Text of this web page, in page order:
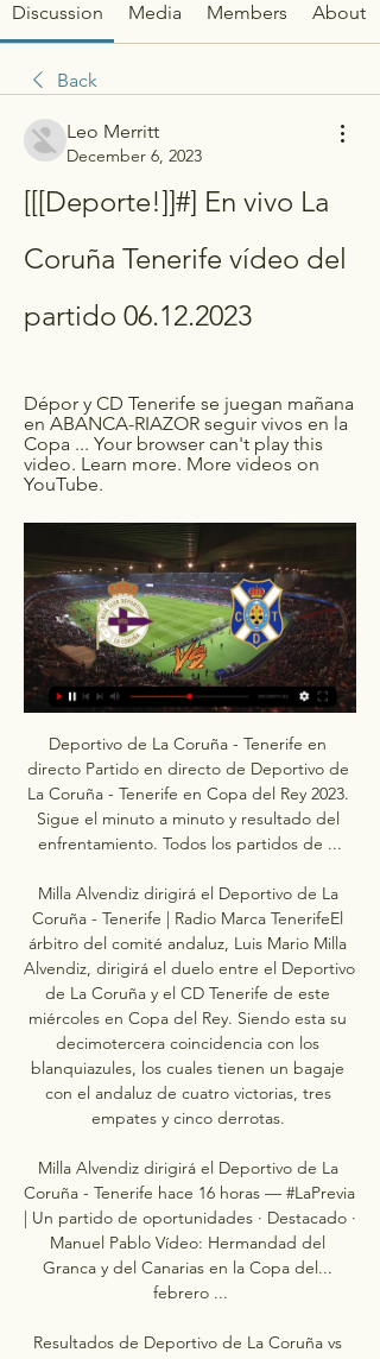
Discussion Media Members About
Back
Leo Merritt
December 6, 2023
[[[Deporte!]]#] En vivo La
Coruña Tenerife vídeo del
partido 06.12.2023
Dépor y CD Tenerife se juegan mañana
en ABANCA-RIAZOR seguir vivos en la
Copa ... Your browser can't play this
video. Learn more. More videos on
YouTube.
Deportivo de La Coruña - Tenerife en directo Partido en directo de Deportivo de La Coruña - Tenerife en Copa del Rey 2023. Sigue el minuto a minuto y resultado del enfrentamiento. Todos los partidos de ...

Milla Alvendiz dirigirá el Deportivo de La Coruña - Tenerife | Radio Marca TenerifeEl árbitro del comité andaluz, Luis Mario Milla Alvendiz, dirigirá el duelo entre el Deportivo de La Coruña y el CD Tenerife de este miércoles en Copa del Rey. Siendo esta su decimotercera coincidencia con los blanquiazules, los cuales tienen un bagaje con el andaluz de cuatro victorias, tres empates y cinco derrotas. 

Milla Alvendiz dirigirá el Deportivo de La Coruña - Tenerife hace 16 horas — #LaPrevia | Un partido de oportunidades · Destacado · Manuel Pablo Vídeo: Hermandad del Granca y del Canarias en la Copa del... febrero ...

Resultados de Deportivo de La Coruña vs CD Tenerife Consulta los resultados de Deportivo de La Coruña vs CD Tenerife, historial de enfrentamientos (H2H), últimos resultados, noticias y más información en ...

Deportivo de La Coruña - Tenerife en directo, Copa del Rey 2023Copaternidad Informe Pisa Can Pueyo Can Noguera Local Mallorca Diario de Palma Part Forana Municipios Más noticias Nacional Internacional Sociedad Ciencia Medio Ambiente Tendencias 21 Educar es todo Deportes Fútbol RCD Mallorca Atlético Baleares Rafa Nadal Baloncesto F1 MotoGP Resultados Economía Activos Finanzas personales Activos Mallorca Empleo Vivienda Renta Opinión Matías Vallés Pilar Garcés Daniel Capó José Carlos Llop Jorge Dezcallar Llama la atención Cartas de los lectores Humor Caso Abierto Tribunales Investigación Sucesos en Mallorca Desaparecidos Violencia machista Delitos informáticos Cultura Bellver en abril abril FND Cine Agenda Música Teatro Especiales DM Ocio Televisión Planes Gastronomía Hostelería Vida y Estilo Salud Tecnología Moda Sombras & Pliegues Gente Decoración Neomotor Compramejor Buscando respuestas Multimedia Vídeos Fotogalerías Servicios Pasatiempos Tiempo Blogs Esquelas Newsletter Hemeroteca Lo último RSS Sorteos Mapa Web Tags Lotería de Navidad Camaras en directo Clasificados Empleo Mallorca Vivienda Mallorca Alquiler Mallorca Coches de ocasión Síguenos en redes sociales: Sucesos Copa del Rey 2023 partidos en directo Deportivo de La Coruña - Tenerife En directo Copa del Rey - Jornada 3 06 de Diciembre de 2023 12:00. 

RC Deportivo de La Coruña SAD (@rcdeportivo) 203K Followers, 24 Following, 10K Posts - See Instagram photos and videos from RC Deportivo de La Coruña SAD ( Podes seguir o partido en directo en FEF TV ...

El resumen en vídeo del Deportivo La Coruña vs. Tenerife hace 12 horas — El resumen en vídeo del Deportivo La Coruña vs. Tenerife, de la Copa del Rey 2023-2024: goles, mejores jugadas y polémicas.

Copa del Rey 2023-2024: cuándo empieza, formato a partido único, qué equipos juegan, sorteos, eliminatorias, partidos, calendario, fechas y finalEl resumen en vídeo del Deportivo La Coruña vs. Tenerife, de la Copa del Rey 2023-2024: goles, mejores jugadas y polémicasCuando acaba el partido, tendrás en este apartado el resumen del encuentro en vídeo, con las mejores jugadas, los goles y las polémicas en imágenes. XI DEL DEPORTIVOPor confirmar. 

▶️ Deportivo La Coruna vs TenerifeEl resultado más común de encuentros entre Deportivo La Coruña y CD Tenerife es 1 - 1. 6 encuentros han terminado con este resultado. En los últimos 11 encuentros con Deportivo La Coruña jugando en casa, Deportivo La Coruña ha ganado 7 veces y ha empatado 4 veces, mientras que CD Tenerife ha ganado 0 veces. La diferencia de goles es de 19-6 goles a favor de Deportivo La Coruña. En los últimos 23 encuentros, Deportivo La Coruña ha ganado 10 veces, ha habido 10 empates y CD Tenerife ha ganado 3 veces. La diferencia de goles es de 31-20 a favor de Deportivo La Coruña. 

Mundo Deportivo | Noticias deportivas: Fútbol, motor, tenis y másBrighton and Hove AlbionBrentfordmié 06/12 - 20:30 CETCrystal PalaceBournemouthmié 06/12 - 20:30 CETFulhamNottingham Forestmié 06/12 - 20:30 CETSheffield UnitedLiverpoolmié 06/12 - 20:30 CETAston VillaManchester Citymié 06/12 - 21:15 CETManchester UnitedChelseamié 06/12 - 21:15 CETEvertonNewcastle Unitedjue 07/12 - 20:30 CETTottenham HotspurWest Hamjue 07/12 - 21:15 CETWolverhampton Wanderers1Burnley0FinalizadoLuton Town3Arsenal4FinalizadoGranada TenerifeGranada Femeninosáb 09/12 - 12:00 CETSporting de HuelvaReal Sociedadsáb 09/12 - 14:00 CETFC BarcelonaEibar Femeninosáb 09/12 - 16:30 CETReal MadridSevilla FCsáb 09/12 - 18:30 CETAthletic ClubLevante UDdom 10/12 - 12:00 CETVillarreal CFLevante Las Planasdom 10/12 - 14:00 CETReal BetisAtlético de Madriddom 10/12 - 16:30 CETValencia CFMadrid CF Femeninodom 10/12 - 18:30 CETBarbastroAlmeríamié 06/12 - 12:00 CETYeclano DeportivoRayo Vallecanomié 06/12 - 12:00 CETAntequeraHuescamié 06/12 - 12:00 CETDeportivo de La CoruñaTenerifemié 06/12 - 12:00 CETAlcorcónFC Cartagenamié 06/12 - 12:00 CETTerrassaAlavésmié 06/12 - 16:00 CETAndratxReal Sociedadmié 06/12 - 16:00 CETArenteiroBurgos CFmié 06/12 - 16:00 CETUnionistasSporting de Gijónmié 06/12 - 16:00 CETMálagaEldensemié 06/12 - 17:00 CETValle EgüésMallorcamié 06/12 - 19:00 CETVillanovenseReal Betismié 06/12 - 19:00 CETLugoMirandésmié 06/12 - 19:00 CETLevanteAmorebietamié 06/12 - 19:00 CETAtlético AstorgaSevillamié 06/12 - 21:00 CETTudelanoLas Palmasmié 06/12 - 21:00 CETArandinaCádizjue 07/12 - 19:00 CETMelillaEibarjue 07/12 - 20:00 CETLinares DeportivoElchejue 07/12 - 20:00 CETRacing FerrolLeganésjue 07/12 - 20:00 CETOrihuelaGironajue 07/12 - 21:00 CETCayónAthletic Clubjue 07/12 - 21:00 CETSestao RiverCelta de Vigojue 07/12 - 21:00 CETZamora1Villarreal2FinalizadoAtzeneta1Getafe2FinalizadoArosa0Valencia CF1FinalizadoCastellón2Real Oviedo1FinalizadoEspanyol3Real Valladolid1Finalizado NATIONS LEAGUE Begoña Villarrubia COPA DEL REY Anna Cordovilla FC BARCELONA Jordi Batalla MÁRQUEZ ALZÓ LA VOZ EN 2018 Alex Hernando Roger Torelló PREMIER LEAGUE Sergio Escario INGLATERRA CARLOS ROSIQUE Mario Calderón Pablo Planas Gabriel Sans CONTRACRÓNICA Ángel Pérez AT. 

Cuando CD Tenerife va perdiendo 1-0 como visitante, ganan el 0% de sus partidos. El rendimiento de Deportivo La Coruña de los últimos 5 partidos es mejor que el de CD Tenerife. Deportivo La Coruña solo ha perdido 0 de su último 5 partidos contra CD Tenerife (en todas las competiciones). En el último 5 encuentros Deportivo La Coruña ganó 2, CD Tenerife ganó 0, 3 empates. Deportivo La Coruña marca 1. 4 goles en un partido contra CD Tenerife y CD Tenerife marca 1 goles contra Deportivo La Coruña (como promedio). 

El resumen en vídeo del Deportivo La Coruña vs. Tenerife, de la Copa del Rey 2023-2024: goles, mejores jugadas y polémicas | Goal. com EspanaEl partido se disputa este miércoles 6 de diciembre a las 12:00. Deportivo La Coruña recibe al Tenerife este miércoles 6 de diciembre a las 12:00 horas en el estadio Abanca Riazor, por la segunda ronda de la Copa del Rey de la temporada 2023-2024. Sigue aquí en directo el Deportivo La Coruña vs. Tenerife de la Copa del Rey 2023-24Los Herculinos avanzaron a la segunda fase del torneo después de eliminar por marcador de 3-1 a Covadonga, con goles de Pablo Vázquez, Lucas Pérez y David Mella Boullón. 

Número promedio de goles en los encuentros entre Deportivo La Coruña y CD Tenerife es 2. 4. 8 marca cuando juega en casa y CD Tenerife marca 0. 64 goles cuando juega fuera (como promedio). Deportivo La Coruña gana la 1º mitad en 31% de sus partidos, CD Tenerife en 28% de sus partidos. Deportivo La Coruña gana 31% de mitades, CD Tenerife gana 28%. 

CD Tenerife no ha ganado ninguno de sus últimos 4 encuentros. Jugando en casa, Deportivo La Coruña no ha perdido contra CD Tenerife ninguno de los últimos 11 encuentros. Deportivo La Coruña gana la 1º mitad en 31% de sus partidos, CD Tenerife en 26% de sus partidos. Deportivo La Coruña gana 31% de mitades, CD Tenerife gana 26%. Su último encuentro fue un empate. (1-1)Cuando Deportivo La Coruña se avanza 1-0 como local, ganan el 84% de sus partidos. Cuando CD Tenerife se avanza 0-1 como visitante, ganan el 55% de sus partidos. Cuando Deportivo La Coruña va perdiendo 0-1 como local, ganan el 33% de sus partidos. 

Deportivo de La Coruña - Tenerife en directo, Copa del Rey 2023Redada Orriols Informe PISA Gente Talento Joven Televisión Tormenta solar Alimentos CV Comunitat Valenciana València Fallas Educación Aula Solidarios El Escaparate de Levante-EMV Comarcas L'Horta Camp de Túria Camp de Morvedre La Ribera La Safor La Marina Costera, Vall y Canal Interior Castelló Economía El Mercantil Valenciano Activos Innovadores Empleo Vivienda Puerto Cerámica Empresas y RSC Finanzas personales Opinión Isabel Olmos Alfons Garcia Joan Carles Martí Juan José Millás Jose Luis Villacañas Las viñetas de Ortifus Caso Abierto Tribunales Investigación Violencia machista Desaparecidos Delitos informáticos Deportes Neomotor Valencia CF Levante UD Valencia BC Carreras populares Pilota MotoGP F1 Cultura Ocio y planes abril Posdata Urban Panorama Libros Teatro Cine TV Toros Diseño Sociedad Más Noticias Nacional Internacional Salud Vida y Estilo Elecciones generales EN VALENCIÀ La Paraula del dia Gramàtica Zero Pren la paraula, per Josep Lacreu Cuadernos UE Levante TV Multimedia Galería de Vídeos Galerías de fotos Clasificados Empleo Valencia Vivienda Valencia Alquiler Valencia Coches de ocasión Servicios Kiosco Digital Lo último Municipios Tiempo Sorteos Heráldica Esquelas Newsletter Hemeroteca Tags Lotería Navidad 2022 Síguenos en redes sociales: C. 

Ver Deportivo La Coruna vs Tenerife el 06.12.2023 Deportivo La Coruna vs Tenerife 06.12.2023 – Transmisión y Repeticiones en Vídeo Transmisión en vivo del partido de Deportivo La Coruna contra Tenerife a ...

El equipo dirigido por Imanol Idiakez, cayó en la primera ronda de la edición más reciente del torneo. Por su parte, el Tete dejó en el camino por 1-0 a Compostela en su debut en la copa, con anotación de Ángel Luis Rodríguez. El cuadro a car